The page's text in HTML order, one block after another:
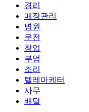
경리
매장관리
병원
운전
창업
부업
조리
텔레마케터
사무
배달